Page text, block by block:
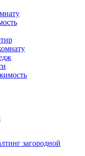
загородной